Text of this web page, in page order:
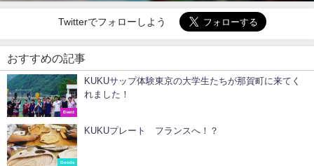
Twitterでフォローしよう
おすすめの記事
Event
KUKUサップ体験東京の大学生たちが那賀町に来てく
れました！
Goods
KUKUプレート フランスへ！？